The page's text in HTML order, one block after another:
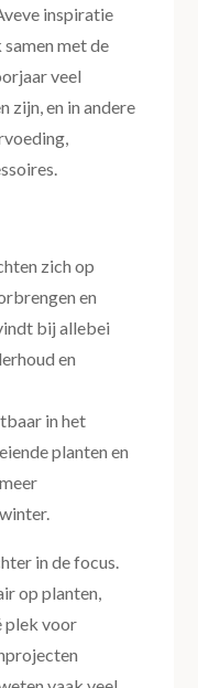
inspiratie
met de
veel
zijn, en in andere
zich op
en
bij allebei
en
in het
planten en
in de focus.
op planten,
plek voor